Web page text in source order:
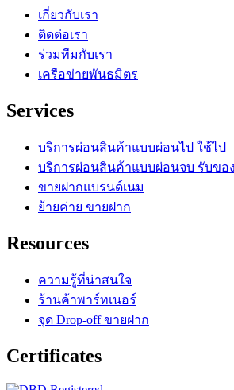
เกี่ยวกับเรา
ติดต่อเรา
ร่วมทีมกับเรา
เครือข่ายพันธมิตร
Services
บริการผ่อนสินค้าแบบผ่อนไป ใช้ไป
บริการผ่อนสินค้าแบบผ่อนจบ รับของ
ขายฝากแบรนด์เนม
ย้ายค่าย ขายฝาก
Resources
ความรู้ที่น่าสนใจ
ร้านค้าพาร์ทเนอร์
จุด Drop-off ขายฝาก
Certificates